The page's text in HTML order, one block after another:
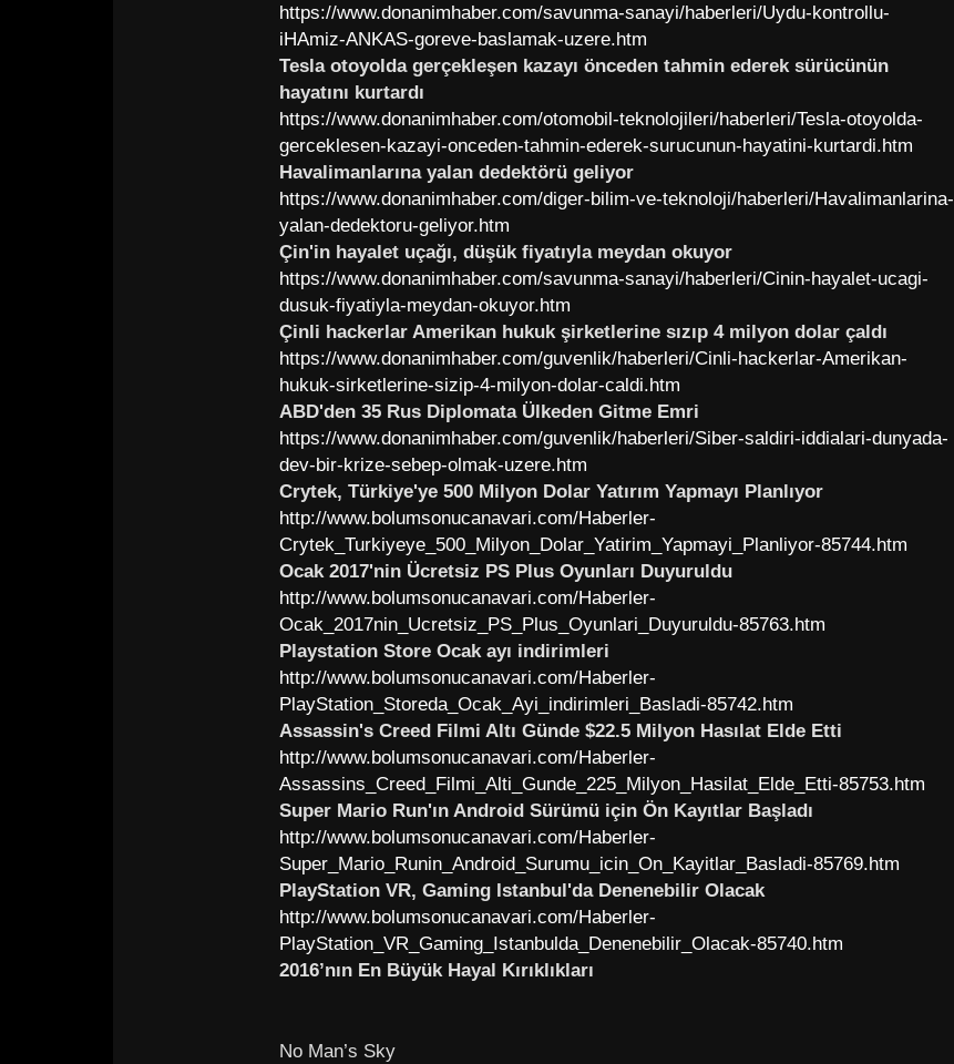
https://www.donanimhaber.com/savunma-sanayi/haberleri/Uydu-kontrollu-
iHAmiz-ANKAS-goreve-baslamak-uzere.htm
Tesla otoyolda gerçekleşen kazayı önceden tahmin ederek sürücünün
hayatını kurtardı
https://www.donanimhaber.com/otomobil-teknolojileri/haberleri/Tesla-otoyolda-
gerceklesen-kazayi-onceden-tahmin-ederek-surucunun-hayatini-kurtardi.htm
Havalimanlarına yalan dedektörü geliyor
https://www.donanimhaber.com/diger-bilim-ve-teknoloji/haberleri/Havalimanlarina-
yalan-dedektoru-geliyor.htm
Çin'in hayalet uçağı, düşük fiyatıyla meydan okuyor
https://www.donanimhaber.com/savunma-sanayi/haberleri/Cinin-hayalet-ucagi-
dusuk-fiyatiyla-meydan-okuyor.htm
Çinli hackerlar Amerikan hukuk şirketlerine sızıp 4 milyon dolar çaldı
https://www.donanimhaber.com/guvenlik/haberleri/Cinli-hackerlar-Amerikan-
hukuk-sirketlerine-sizip-4-milyon-dolar-caldi.htm
ABD'den 35 Rus Diplomata Ülkeden Gitme Emri
https://www.donanimhaber.com/guvenlik/haberleri/Siber-saldiri-iddialari-dunyada-
dev-bir-krize-sebep-olmak-uzere.htm
Crytek, Türkiye'ye 500 Milyon Dolar Yatırım Yapmayı Planlıyor
http://www.bolumsonucanavari.com/Haberler-
Crytek_Turkiyeye_500_Milyon_Dolar_Yatirim_Yapmayi_Planliyor-85744.htm
Ocak 2017'nin Ücretsiz PS Plus Oyunları Duyuruldu
http://www.bolumsonucanavari.com/Haberler-
Ocak_2017nin_Ucretsiz_PS_Plus_Oyunlari_Duyuruldu-85763.htm
Playstation Store Ocak ayı indirimleri
http://www.bolumsonucanavari.com/Haberler-
PlayStation_Storeda_Ocak_Ayi_indirimleri_Basladi-85742.htm
Assassin's Creed Filmi Altı Günde $22.5 Milyon Hasılat Elde Etti
http://www.bolumsonucanavari.com/Haberler-
Assassins_Creed_Filmi_Alti_Gunde_225_Milyon_Hasilat_Elde_Etti-85753.htm
Super Mario Run'ın Android Sürümü için Ön Kayıtlar Başladı
http://www.bolumsonucanavari.com/Haberler-
Super_Mario_Runin_Android_Surumu_icin_On_Kayitlar_Basladi-85769.htm
PlayStation VR, Gaming Istanbul'da Denenebilir Olacak
http://www.bolumsonucanavari.com/Haberler-
PlayStation_VR_Gaming_Istanbulda_Denenebilir_Olacak-85740.htm
2016’nın En Büyük Hayal Kırıklıkları
No Man’s Sky